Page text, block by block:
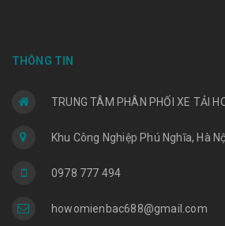
THÔNG TIN
TRUNG TÂM PHÂN PHỐI XE TẢI
Khu Công Nghiệp Phú Nghĩa, Hà
0978 777 494
howomienbac688@gmail.com